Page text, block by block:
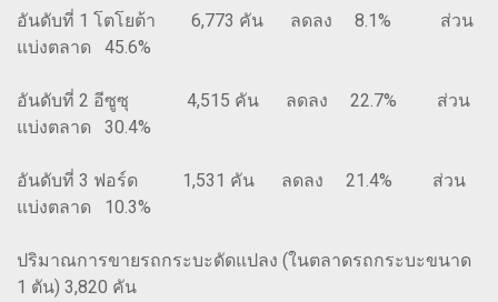
อันดับที่ 1 โตโยต้า 6,773 คัน ลดลง 8.1% ส่วน
แบ่งตลาด 45.6%
อันดับที่ 2 อีซูซุ 4,515 คัน ลดลง 22.7% ส่วน
แบ่งตลาด 30.4%
อันดับที่ 3 ฟอร์ด 1,531 คัน ลดลง 21.4% ส่วน
แบ่งตลาด 10.3%
ปริมาณการขายรถกระบะดัดแปลง (ในตลาดรถกระบะขนาด
1 ตัน) 3,820 คัน